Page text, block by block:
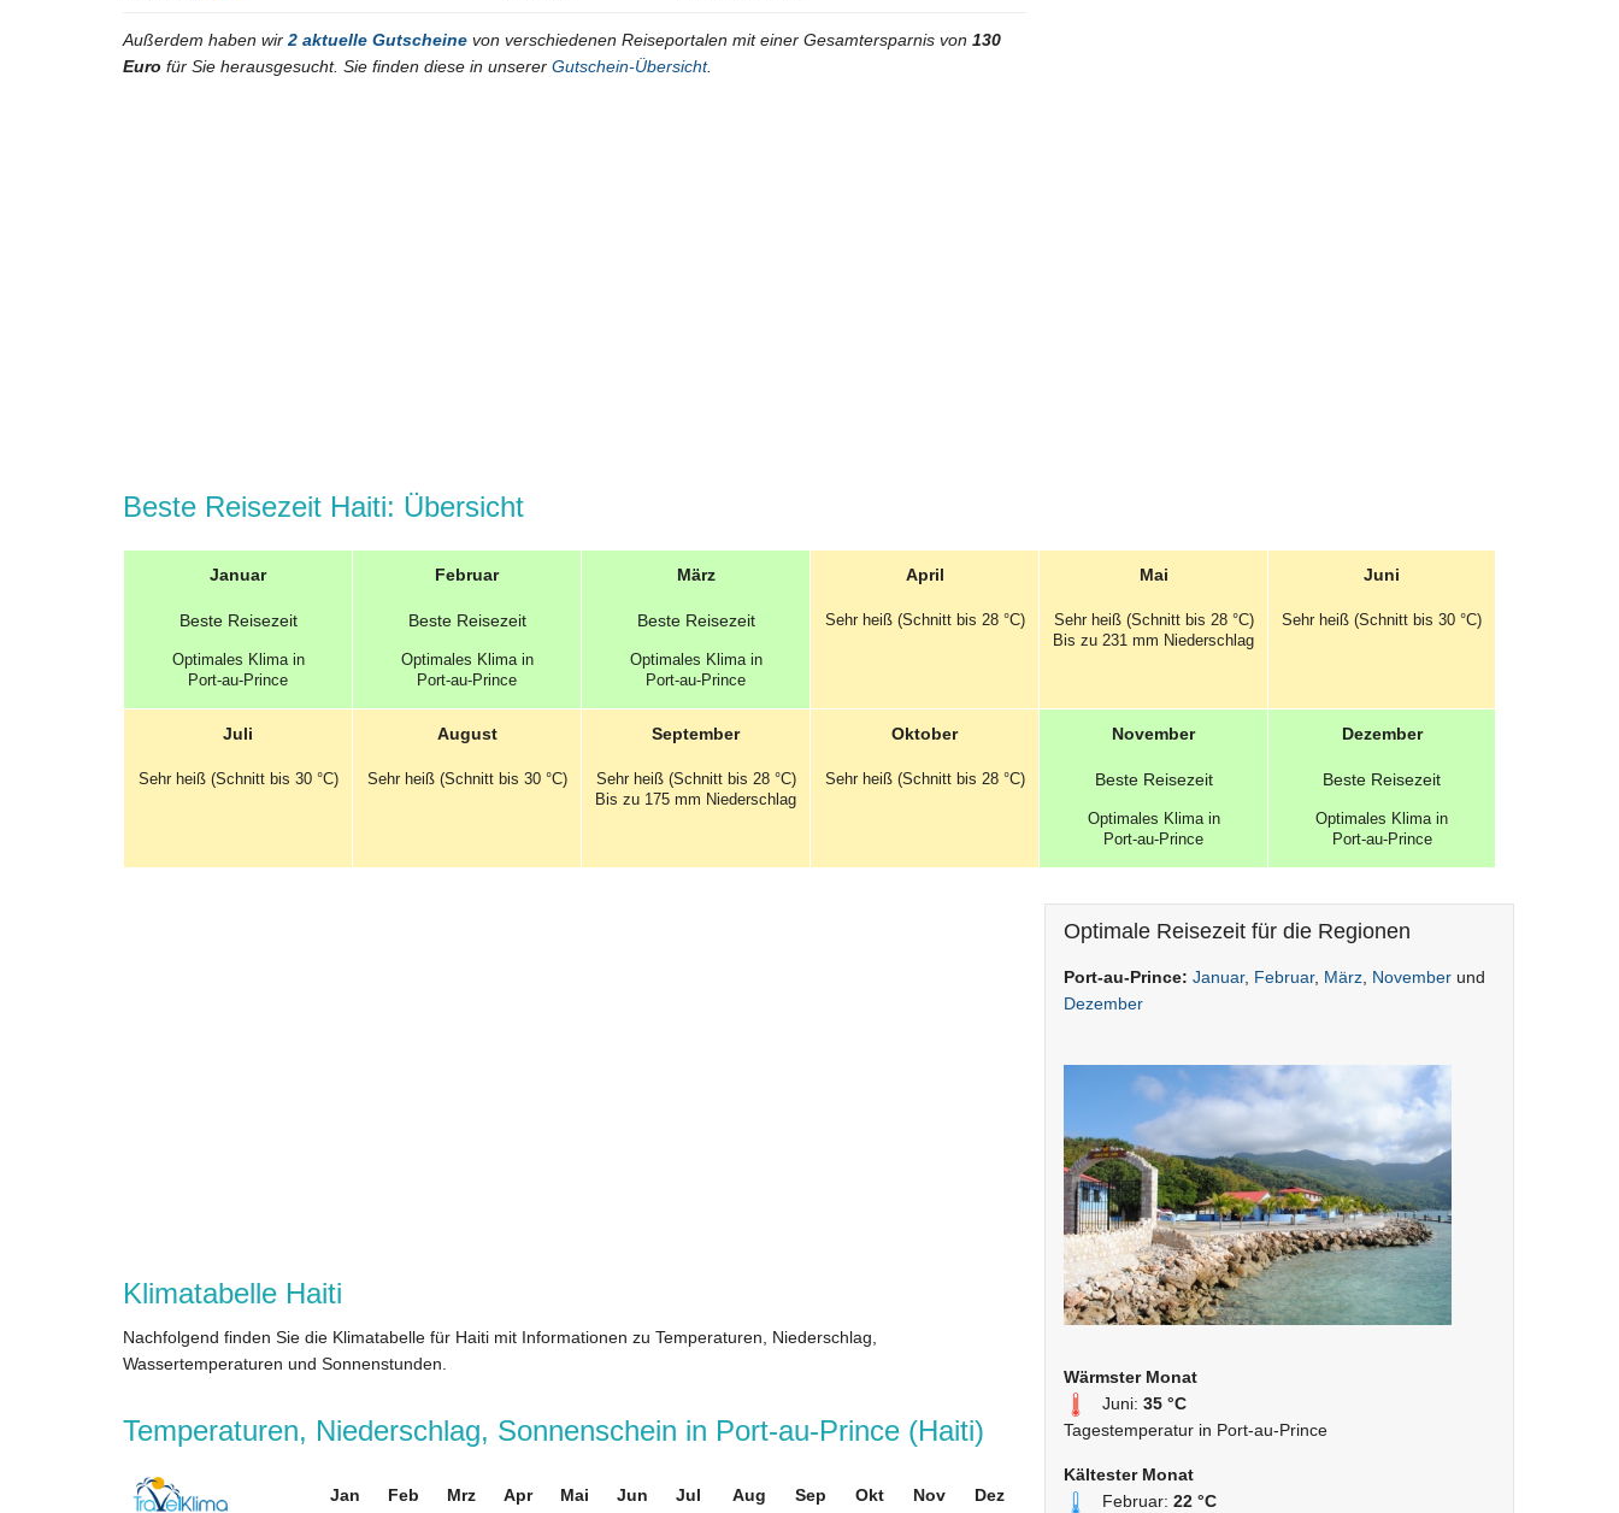
Außerdem haben wir2 aktuelle Gutscheine von verschiedenen Reiseportalen mit einer Gesamtersparnis von 130
Euro für Sie herausgesucht. Sie finden diese in unserer Gutschein-Übersicht.
Beste Reisezeit Haiti: Übersicht
Januar
Beste Reisezeit
Optimales Klima in
Port-au-Prince
Februar
Beste Reisezeit
Optimales Klima in
Port-au-Prince
März
Beste Reisezeit
Optimales Klima in
Port-au-Prince
April
Sehr heiß (Schnitt bis 28 °C)
Mai
Sehr heiß (Schnitt bis 28 °C)
Bis zu 231 mm Niederschlag
Juni
Sehr heiß (Schnitt bis 30 °C)
Juli
Sehr heiß (Schnitt bis 30 °C)
August
Sehr heiß (Schnitt bis 30 °C)
September
Sehr heiß (Schnitt bis 28 °C)
Bis zu 175 mm Niederschlag
Oktober
Sehr heiß (Schnitt bis 28 °C)
November
Beste Reisezeit
Optimales Klima in
Port-au-Prince
Dezember
Beste Reisezeit
Optimales Klima in
Port-au-Prince
Klimatabelle Haiti
Nachfolgend finden Sie die Klimatabelle für Haiti mit Informationen zu Temperaturen, Niederschlag,
Wassertemperaturen und Sonnenstunden.
Temperaturen, Niederschlag, Sonnenschein in Port-au-Prince (Haiti)
Jan Feb Mrz Apr Mai Jun Jul Aug Sep Okt Nov
Dez
Optimale Reisezeit für die Regionen
Port-au-Prince: Januar, Februar, März November und
Dezember
Wärmster Monat
Juni: 35 °C
Tagestemperatur in Port-au-Prince
Kältester Monat
Februar: 22 °C